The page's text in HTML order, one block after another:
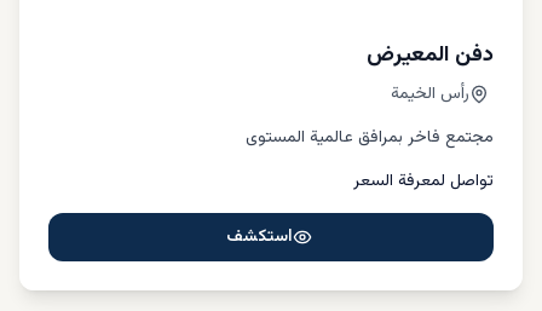
دفن المعيرض
رأس الخيمة
مجتمع فاخر بمرافق عالمية المستوى
تواصل لمعرفة السعر
استكشف